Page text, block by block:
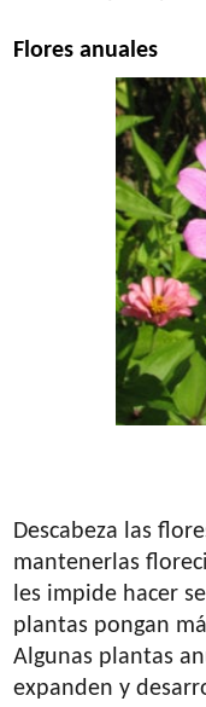
Flores anuales
Descabeza las
mantenerlas
les impide hacer
plantas pongan
Algunas plantas
expanden y